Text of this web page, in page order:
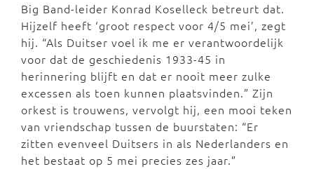
Big Band-leider Konrad Koselleck betreurt dat.
Hijzelf heeft ‘groot respect voor 4/5 mei’, zegt
hij. “Als Duitser voel ik me er verantwoordelijk
voor dat de geschiedenis 1933-45 in
herinnering blijft en dat er nooit meer zulke
excessen als toen kunnen plaatsvinden.” Zijn
orkest is trouwens, vervolgt hij, een mooi teken
van vriendschap tussen de buurstaten: “Er
zitten evenveel Duitsers in als Nederlanders en
het bestaat op 5 mei precies zes jaar.”